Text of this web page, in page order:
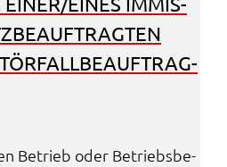
Betrieb oder Betriebs­be­